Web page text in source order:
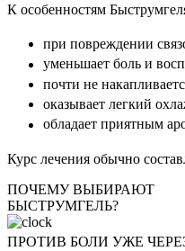
К особенностям
при повреждении
уменьшает боль и
почти не
оказывает легкий
обладает приятным
Курс лечения обычно
ПОЧЕМУ ВЫБИРАЮТ
БЫСТРУМГЕЛЬ?
ПРОТИВ БОЛИ УЖЕ